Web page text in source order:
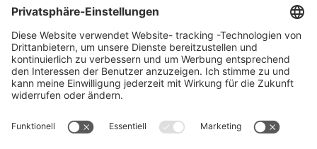
Impressum
Impressum
Cookie-Richtlinie (EU)